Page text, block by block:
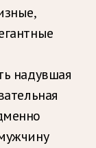
надувшая